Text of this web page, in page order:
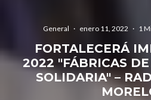
General · enero 11, 2022 · 1
FORTALECERÁ
2022 "FÁBRICAS
SOLIDARIA" –